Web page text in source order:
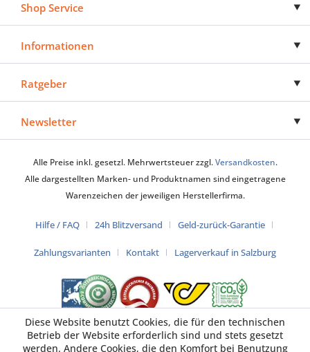
Shop Service
Informationen
Ratgeber
Newsletter
Alle Preise inkl. gesetzl. Mehrwertsteuer zzgl.Versandkosten.
Alle dargestellten Marken- und Produktnamen sind eingetragene
Warenzeichen der jeweiligen Herstellerfirma.
Hilfe / FAQ 24h Blitzversand Geld-zurück-Garantie
Zahlungsvarianten Kontakt Lagerverkauf in Salzburg
Diese Website benutzt Cookies, die für den technischen
Betrieb der Website erforderlich sind und stets gesetzt
werden. Andere Cookies, die den Komfort bei Benutzung